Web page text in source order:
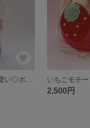
2,500円